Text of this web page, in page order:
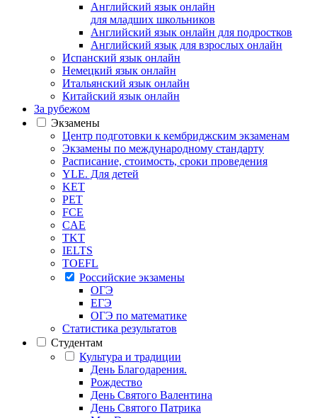
Английский язык онлайн
для младших школьников
Английский язык онлайн для подростков
Английский язык для взрослых онлайн
Испанский язык онлайн
Немецкий язык онлайн
Итальянский язык онлайн
Китайский язык онлайн
За рубежом
Экзамены
Центр подготовки к кембриджским экзаменам
Экзамены по международному стандарту
Расписание, стоимость, сроки проведения
YLE. Для детей
KET
PET
FCE
CAE
TKT
IELTS
TOEFL
Российские экзамены
ОГЭ
ЕГЭ
ОГЭ по математике
Статистика результатов
Студентам
Культура и традиции
День Благодарения.
Рождество
День Святого Валентина
День Святого Патрика